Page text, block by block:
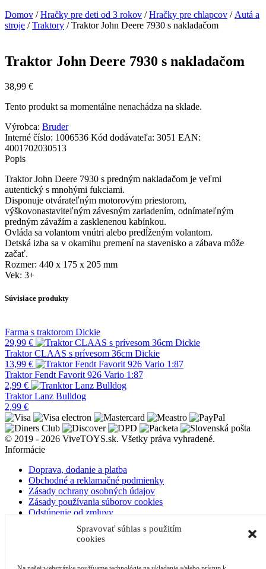
Spravovať súhlas s použitím
cookies
Domov /Hračky pre deti od 3 rokov /Hračky pre chlapcov / Autá a
stroje /Traktory / Traktor John Deere 7930 s nakladačom
Traktor John Deere 7930 s nakladačom
38,99 €
Tento produkt sa momentálne nenachádza na sklade.
Výrobca: Bruder
Interné číslo: 1006536 Kód dodávateľa: 3051 EAN:
4001702030513
Popis
Traktor John Deere 7930 s predným nakladačom je veľmi
autentický s mnohými fukciami.
Disponuje otvárateľným motorovým priestorom,
výškovonastaviteľným závesným zariadením, odnímateľným
predným závažím a zasklenenou kabínkou.
Ovláda sa volantom vnútri alebo predĺženým volantom.
Detská izba sa v okamihu premení na stavenisko a zábava môže
začať.
Rozmer: 440 x 175 x 205 mm
Vek: 3+
Súvisiace produkty
Farma s traktorom Dickie
29,99 €
Traktor CLAAS s prívesom 36cm Dickie
13,99 €
Traktor Fendt Favorit 926 Vario 1:87
2,99 €
Traktor Lanz Bulldog
2,99 €
© 2019 - 2026 ViveTOYS.sk. Všetky práva vyhradené.
Informácie
Doprava, dodanie a platba
Obchodné a reklamačné podmienky
Zásady ochrany osobných údajov
Zásady používania súborov cookies
Odstúpenie od zmluvy
Môj účet